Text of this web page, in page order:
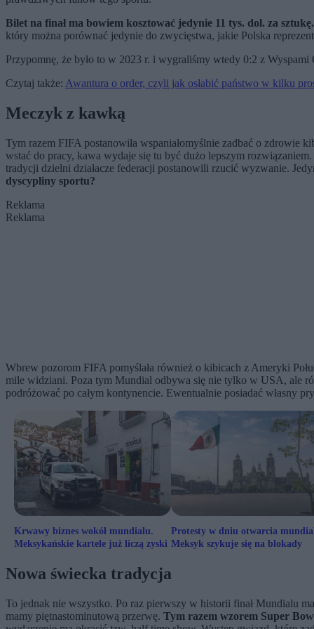
Bilet na finał ma bowiem kosztować jedynie 11 tys. dol. za sztukę.
który można porównać jedynie do zwycięstwa, jakie Polska
Przypomnę, że było to w 2023 r. i wygraliśmy wtedy 0:2 z
Czytaj także: Awantura o order, czyli jak osłabić państwo w kilku
Meczyk z kawką
Tym razem FIFA postanowiła wspaniałomyślnie zadbać o zdrowie
wstać do pracy, kawa wydaje się tu być dużo lepszym
tradycji dzielni działacze federacji postanowili rzucić wyzwanie.
dyscypliny sportu?
Reklama
Reklama
Wbrew pozorom FIFA pomyślała również o kibicach z Ameryki
mile widziani. Poza tym Mundial odbywa się nie tylko w USA, ale
podróżować po całym kontynencie. Ewentualnie posiadać własny
Krwawy biznes wokół mundialu.
Meksykańskie kartele już liczą zyski
Protesty w dniu otwarcia
Meksyk szykuje się na blokady
Nowa świecka tradycja
To jednak nie wszystko. Po raz pierwszy w historii finał Mundialu
mamy piętnastominutową przerwę. Tym razem wzorem Super